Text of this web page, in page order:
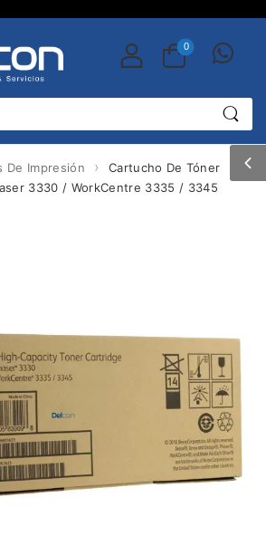
0
De Impresión ›
Cartucho De Tóner
3330 / WorkCentre 3335 / 3345